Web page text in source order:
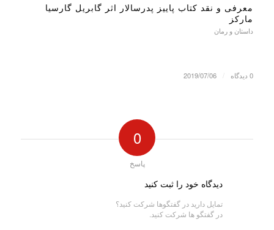
معرفی و نقد کتاب پاییز پدرسالار اثر گابریل گارسیا
مارکز
داستان و رمان
0 دیدگاه 2019/07/06
0
پاسخ
دیدگاه خود را ثبت کنید
تمایل دارید در گفتگوها شرکت کنید؟
در گفتگو ها شرکت کنید.